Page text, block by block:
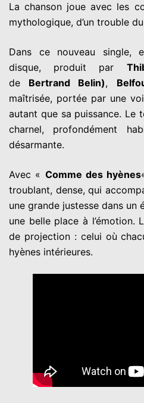
La chanson joue avec les
mythologique, d’un trouble
Dans ce nouveau single,
disque, produit par
de Bertrand Belin),
maîtrisée, portée par une
autant que sa puissance. Le
charnel, profondément
désarmante.
Avec « Comme des hyènes
troublant, dense, qui
une grande justesse dans un
une belle place à l’émotion.
de projection : celui où
hyènes intérieures.